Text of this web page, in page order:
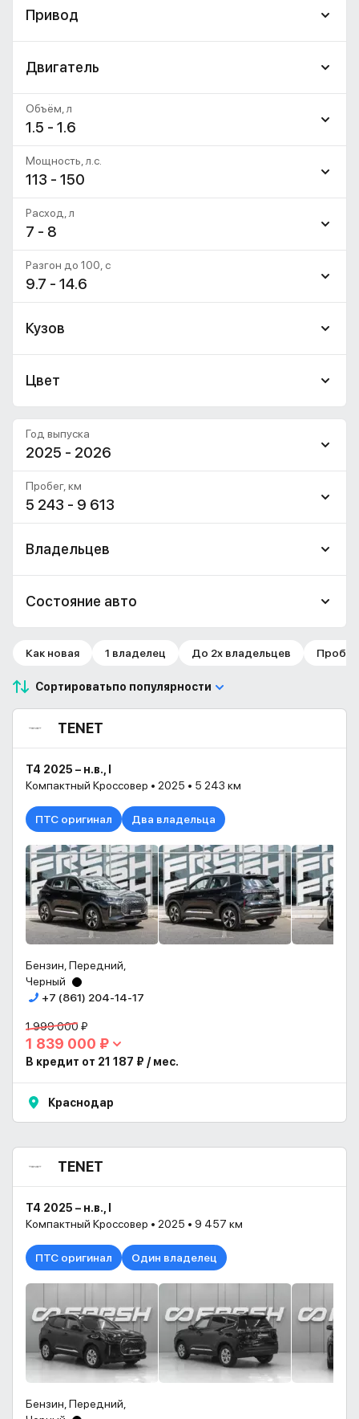
Привод
Двигатель
1.5 - 1.6
Объём, л
113 - 150
Мощность, л.с.
7 - 8
Расход, л
9.7 - 14.6
Разгон до 100, c
Кузов
Цвет
2025 - 2026
Год выпуска
5 243 - 9 613
Пробег, км
Владельцев
Состояние авто
Как новая 1 владелец До 2х владельцев
Сортироватьпо популярности
TENET
T4 2025 – н.в., I
Компактный Кроссовер • 2025 • 5 243 км
ПТС оригинал Два владельца
Бензин, Передний,
Черный
+7 (861) 204-14-17
1 999 000 ₽
1 839 000 ₽
В кредит от 21 187 ₽ / мес.
Краснодар
TENET
T4 2025 – н.в., I
Компактный Кроссовер • 2025 • 9 457 км
ПТС оригинал Один владелец
Бензин, Передний,